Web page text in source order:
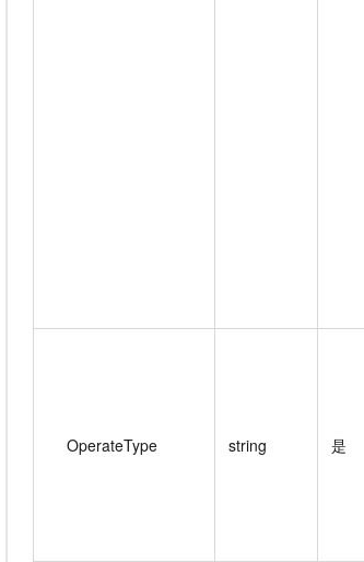
OperateType string 是